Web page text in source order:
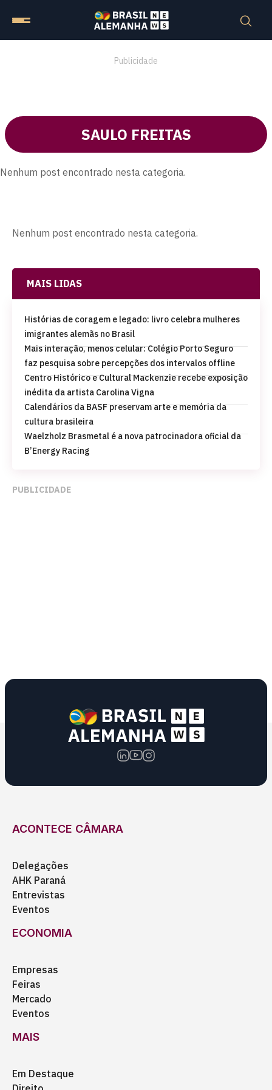
Publicidade
SAULO FREITAS
Nenhum post encontrado nesta categoria.
Nenhum post encontrado nesta categoria.
MAIS LIDAS
Histórias de coragem e legado: livro celebra mulheres
imigrantes alemãs no Brasil
Mais interação, menos celular: Colégio Porto Seguro
faz pesquisa sobre percepções dos intervalos offline
Centro Histórico e Cultural Mackenzie recebe exposição
inédita da artista Carolina Vigna
Calendários da BASF preservam arte e memória da
cultura brasileira
Waelzholz Brasmetal é a nova patrocinadora oficial da
B’Energy Racing
PUBLICIDADE
ACONTECE CÂMARA
Delegações
AHK Paraná
Entrevistas
Eventos
ECONOMIA
Empresas
Feiras
Mercado
Eventos
MAIS
Em Destaque